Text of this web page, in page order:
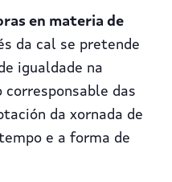
en materia de
da cal se pretende
igualdade na
corresponsable das
da xornada de
e a forma de